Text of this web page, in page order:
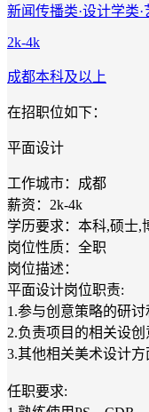
新闻传播类·设计学类·
2k-4k
成都本科及以上
在招职位如下：
平面设计
工作城市：成都
薪资：2k-4k
学历要求：本科,硕士,
岗位性质：全职
岗位描述：
平面设计岗位职责:
1.参与创意策略的研讨
2.负责项目的相关设
3.其他相关美术设计
任职要求: